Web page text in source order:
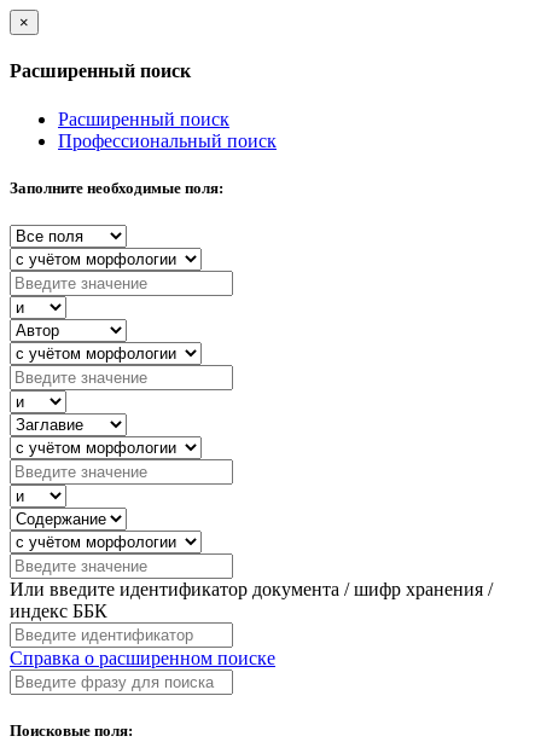
×
Расширенный поиск
Расширенный поиск
Профессиональный поиск
Заполните необходимые поля:
Или введите идентификатор документа / шифр хранения /
индекс ББК
Справка о расширенном поиске
Поисковые поля: